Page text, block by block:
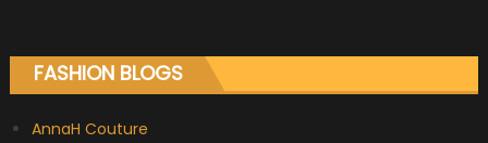
FASHION BLOGS
AnnaH Couture